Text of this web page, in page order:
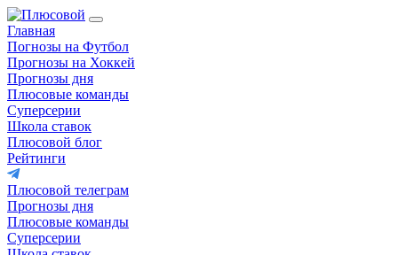
Главная
Погнозы на Футбол
Прогнозы на Хоккей
Прогнозы дня
Плюсовые команды
Суперсерии
Школа ставок
Плюсовой блог
Рейтинги
Плюсовой телеграм
Прогнозы дня
Плюсовые команды
Суперсерии